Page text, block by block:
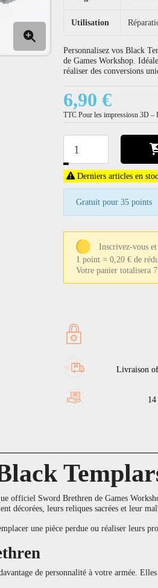
Utilisation
Personnalisez vos Black
de Games Workshop.
réaliser des conversions
6,90 €
TTC Pour les impressiosn 3D –
+
−
Derniers articles en
Gratuit pour 35 points
Inscrivez-vous
1 point = 0,20 € de
Votre panier totalisera
Livraison
officiel Sword Brethren de Games
décorées, leurs reliques sacrées et leur
une pièce perdue ou réaliser leurs
de personnalité à votre armée.